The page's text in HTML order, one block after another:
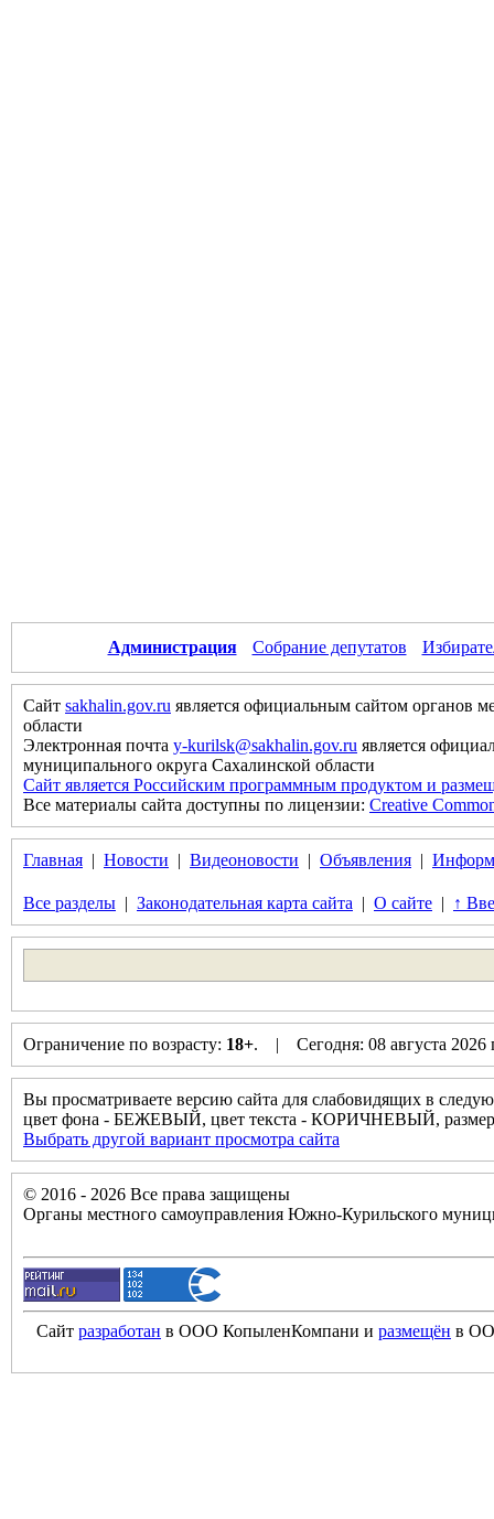
Администрация Собрание депутатов
Сайт sakhalin.gov.ru является официальным сайтом органов
области
Электронная почта y-kurilsk@sakhalin.gov.ru является
муниципального округа Сахалинской области
Сайт является Российским программным продуктом и
Все материалы сайта доступны по лицензии: Creative
Главная | Новости | Видеоновости | Объявления |
Все разделы | Законодательная карта сайта | О сайте | ↑
Ограничение по возрасту: 18+. | Сегодня: 08 августа
Вы просматриваете версию сайта для слабовидящих в
цвет фона - БЕЖЕВЫЙ, цвет текста - КОРИЧНЕВЫЙ,
Выбрать другой вариант просмотра сайта
© 2016 - 2026 Все права защищены
Органы местного самоуправления Южно-Курильского
Сайт разработан в ООО КопыленКомпани и размещён в